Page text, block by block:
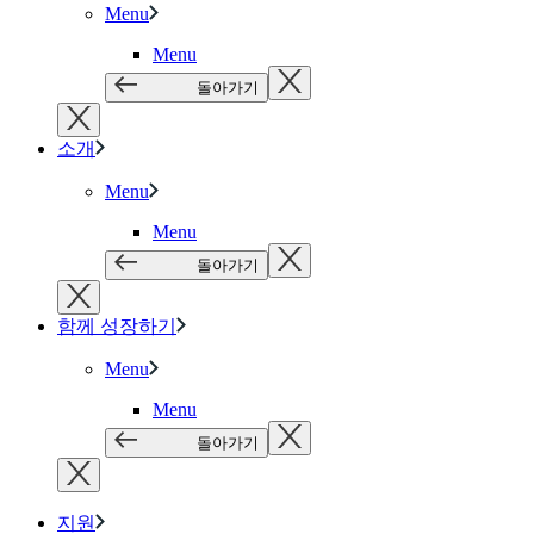
Menu
Menu
돌아가기
소개
Menu
Menu
돌아가기
함께 성장하기
Menu
Menu
돌아가기
지원